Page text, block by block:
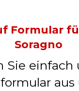
Formular
Soragno
Sie einfach
aus